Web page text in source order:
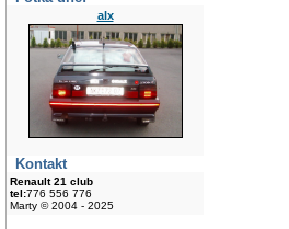
alx
Kontakt
Renault 21 club
tel:776 556 776
Marty © 2004 - 2025